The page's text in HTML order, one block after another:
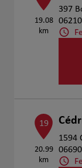
19.08
km
397
19
20.99
km
1594